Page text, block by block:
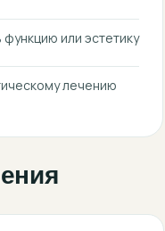
или эстетику
лечению